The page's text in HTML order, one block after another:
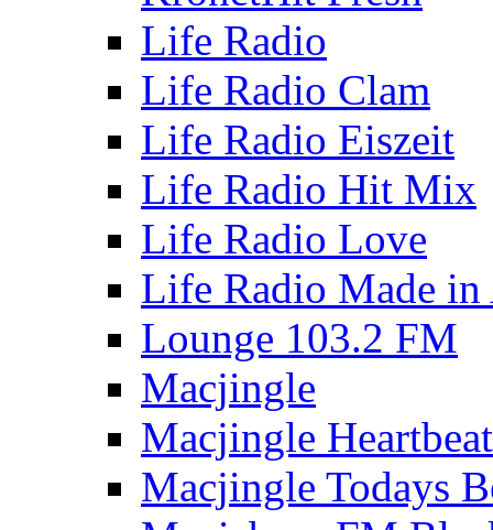
Life Radio
Life Radio Clam
Life Radio Eiszeit
Life Radio Hit Mix
Life Radio Love
Life Radio Made in
Lounge 103.2 FM
Macjingle
Macjingle Heartbeat
Macjingle Todays